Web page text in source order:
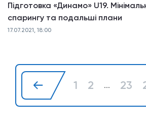
Підготовка «Динамо» U19.
спарингу та подальші плани
17.07.2021, 18:00
1 2 ... 23